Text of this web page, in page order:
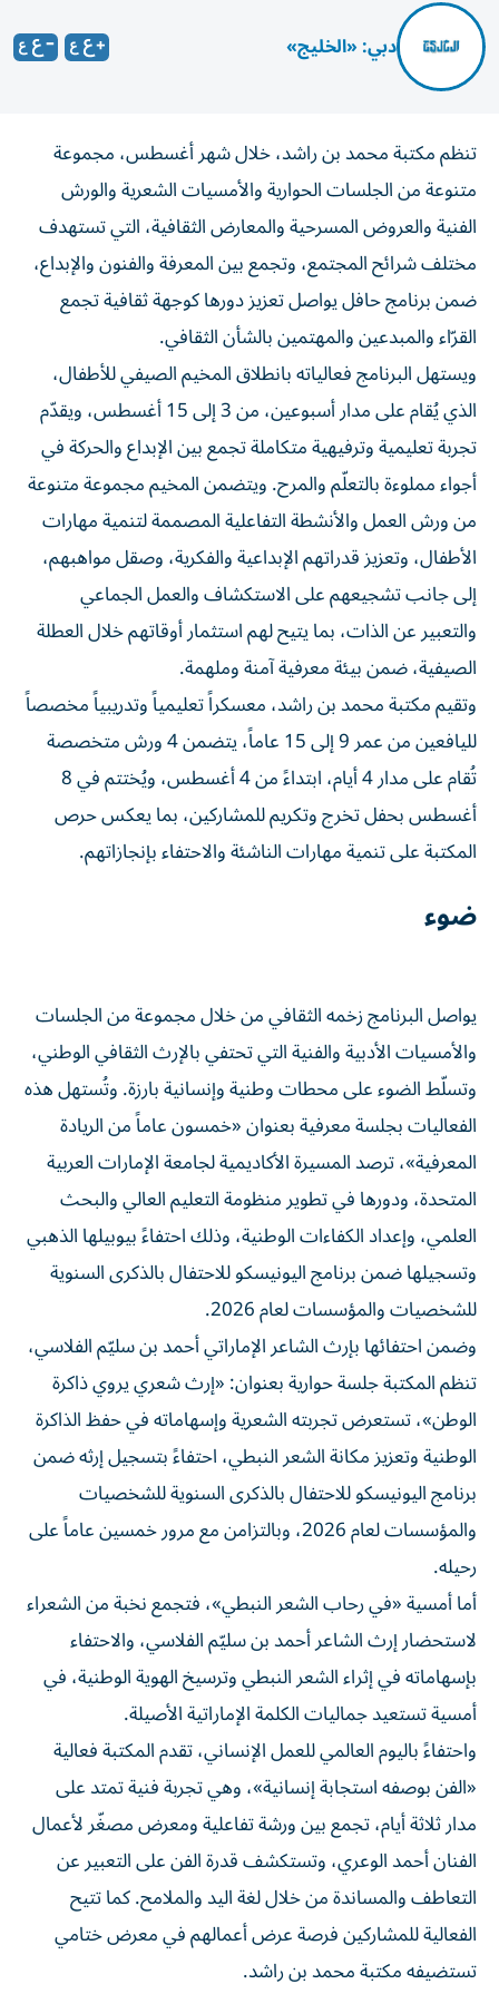
دبي: «الخليج»
تنظم مكتبة محمد بن راشد، خلال شهر أغسطس، مجموعة
متنوعة من الجلسات الحوارية والأمسيات الشعرية والورش
الفنية والعروض المسرحية والمعارض الثقافية، التي تستهدف
مختلف شرائح المجتمع، وتجمع بين المعرفة والفنون والإبداع،
ضمن برنامج حافل يواصل تعزيز دورها كوجهة ثقافية تجمع
القرّاء والمبدعين والمهتمين بالشأن الثقافي.
ويستهل البرنامج فعالياته بانطلاق المخيم الصيفي للأطفال،
الذي يُقام على مدار أسبوعين، من 3 إلى 15 أغسطس، ويقدّم
تجربة تعليمية وترفيهية متكاملة تجمع بين الإبداع والحركة في
أجواء مملوءة بالتعلّم والمرح. ويتضمن المخيم مجموعة متنوعة
من ورش العمل والأنشطة التفاعلية المصممة لتنمية مهارات
الأطفال، وتعزيز قدراتهم الإبداعية والفكرية، وصقل مواهبهم،
إلى جانب تشجيعهم على الاستكشاف والعمل الجماعي
والتعبير عن الذات، بما يتيح لهم استثمار أوقاتهم خلال العطلة
الصيفية، ضمن بيئة معرفية آمنة وملهمة.
وتقيم مكتبة محمد بن راشد، معسكراً تعليمياً وتدريبياً مخصصاً
لليافعين من عمر 9 إلى 15 عاماً، يتضمن 4 ورش متخصصة
تُقام على مدار 4 أيام، ابتداءً من 4 أغسطس، ويُختتم في 8
أغسطس بحفل تخرج وتكريم للمشاركين، بما يعكس حرص
المكتبة على تنمية مهارات الناشئة والاحتفاء بإنجازاتهم.
ضوء
يواصل البرنامج زخمه الثقافي من خلال مجموعة من الجلسات
والأمسيات الأدبية والفنية التي تحتفي بالإرث الثقافي الوطني،
وتسلّط الضوء على محطات وطنية وإنسانية بارزة. وتُستهل هذه
الفعاليات بجلسة معرفية بعنوان «خمسون عاماً من الريادة
المعرفية»، ترصد المسيرة الأكاديمية لجامعة الإمارات العربية
المتحدة، ودورها في تطوير منظومة التعليم العالي والبحث
العلمي، وإعداد الكفاءات الوطنية، وذلك احتفاءً بيوبيلها الذهبي
وتسجيلها ضمن برنامج اليونيسكو للاحتفال بالذكرى السنوية
للشخصيات والمؤسسات لعام 2026.
وضمن احتفائها بإرث الشاعر الإماراتي أحمد بن سليّم الفلاسي،
تنظم المكتبة جلسة حوارية بعنوان: «إرث شعري يروي ذاكرة
الوطن»، تستعرض تجربته الشعرية وإسهاماته في حفظ الذاكرة
الوطنية وتعزيز مكانة الشعر النبطي، احتفاءً بتسجيل إرثه ضمن
برنامج اليونيسكو للاحتفال بالذكرى السنوية للشخصيات
والمؤسسات لعام 2026، وبالتزامن مع مرور خمسين عاماً على
رحيله.
أما أمسية «في رحاب الشعر النبطي»، فتجمع نخبة من الشعراء
لاستحضار إرث الشاعر أحمد بن سليّم الفلاسي، والاحتفاء
بإسهاماته في إثراء الشعر النبطي وترسيخ الهوية الوطنية، في
أمسية تستعيد جماليات الكلمة الإماراتية الأصيلة.
واحتفاءً باليوم العالمي للعمل الإنساني، تقدم المكتبة فعالية
«الفن بوصفه استجابة إنسانية»، وهي تجربة فنية تمتد على
مدار ثلاثة أيام، تجمع بين ورشة تفاعلية ومعرض مصغّر لأعمال
الفنان أحمد الوعري، وتستكشف قدرة الفن على التعبير عن
التعاطف والمساندة من خلال لغة اليد والملامح. كما تتيح
الفعالية للمشاركين فرصة عرض أعمالهم في معرض ختامي
تستضيفه مكتبة محمد بن راشد.